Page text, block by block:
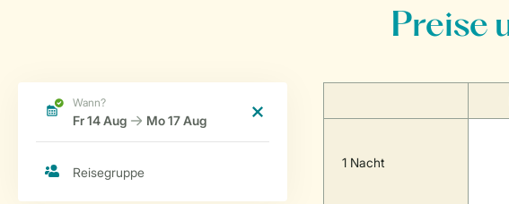
Preise
1 Nacht